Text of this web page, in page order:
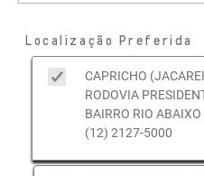
Localização Preferida
CAPRICHO
RODOVIA
BAIRRO RIO
(12) 2127-5000